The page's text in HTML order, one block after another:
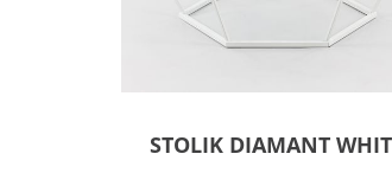
STOLIK DIAMANT